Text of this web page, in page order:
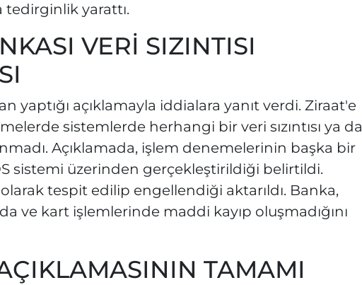
tedirginlik yarattı.
VERİ SIZINTISI
yaptığı açıklamayla iddialara yanıt verdi. Ziraat'e
sistemlerde herhangi bir veri sızıntısı ya da
Açıklamada, işlem denemelerinin başka bir
sistemi üzerinden gerçekleştirildiği belirtildi.
tespit edilip engellendiği aktarıldı. Banka,
ve kart işlemlerinde maddi kayıp oluşmadığını
TAMAMI